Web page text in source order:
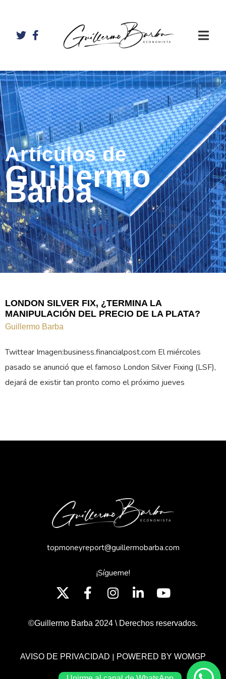
Artículos de
Guillermo
Barba
LONDON SILVER FIX, ¿TERMINA LA
MANIPULACIÓN DEL PRECIO DE LA PLATA?
Guillermo Barba
Twittear Imagen:business.financialpost.com El miércoles
pasado se anunció que el famoso London Silver Fixing (LSF),
dejará de existir tan pronto como el próximo jueves
topmoneyreport@guillermobarba.com
¡Sígueme!
©Guillermo Barba 2024 \ Derechos reservados.
AVISO DE PRIVACIDAD | POWERED BY WOMGP